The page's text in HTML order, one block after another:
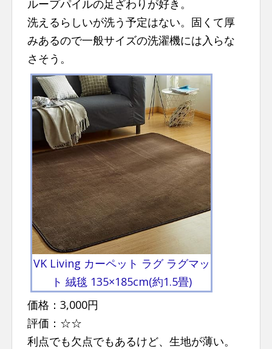
ループパイルの足ざわりが好き。
洗えるらしいが洗う予定はない。固くて厚
みあるので一般サイズの洗濯機には入らな
さそう。
VK Living カーペット ラグ ラグマッ
ト 絨毯 135×185cm(約1.5畳)
価格：3,000円
評価：☆☆
利点でも欠点でもあるけど、生地が薄い。